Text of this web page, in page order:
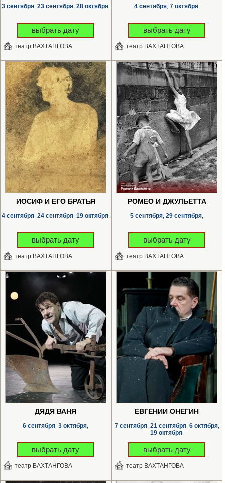
3 сентября, 23 сентября, 28 октября,
выбрать дату
театр ВАХТАНГОВА
4 сентября, 7 октября,
выбрать дату
театр ВАХТАНГОВА
ИОСИФ И ЕГО БРАТЬЯ
4 сентября, 24 сентября, 19 октября,
выбрать дату
театр ВАХТАНГОВА
РОМЕО И ДЖУЛЬЕТТА
5 сентября 29 сентября
выбрать дату
театр ВАХТАНГОВА
ДЯДЯ ВАНЯ
6 сентября 3 октября
выбрать дату
театр ВАХТАНГОВА
ЕВГЕНИЙ ОНЕГИН
7 сентября, 21 сентября, 6 октября,
19 октября,
выбрать дату
театр ВАХТАНГОВА